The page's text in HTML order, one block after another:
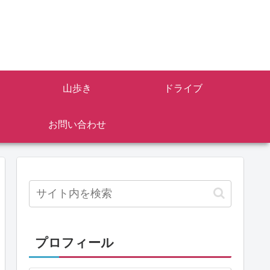
山歩き ドライブ
お問い合わせ
プロフィール